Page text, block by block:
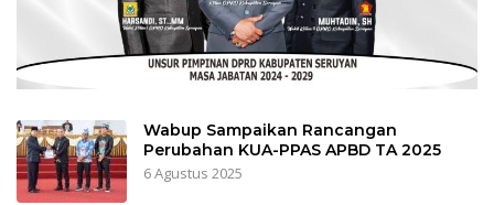
Wabup Sampaikan Rancangan
Perubahan KUA-PPAS APBD TA 2025
6 Agustus 2025